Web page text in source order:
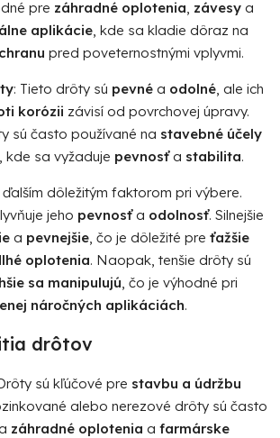
pre záhradné oplotenia závesy a
aplikácie , kde sa kladie dôraz na
pred poveternostnými vplyvmi.
: Tieto drôty sú pevné a odolné , ale ich
korózii závisí od povrchovej úpravy.
sú často používané na stavebné účely
, kde sa vyžaduje pevnosťa stabilita.
ďalším dôležitým faktorom pri výbere.
jeho pevnosťa odolnosť. Silnejšie
a pevnejšie , čo je dôležité pre ťažšie
oplotenia. Naopak, tenšie drôty sú
sa manipulujú , čo je výhodné pri
náročných aplikáciách.
drôtov
sú kľúčové pre stavbu a údržbu
alebo nerezové drôty sú často
záhradné oplotenia a farmárske